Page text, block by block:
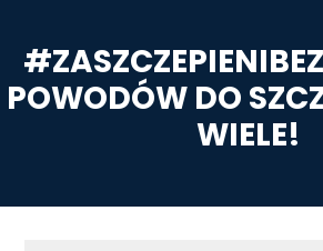
POWODÓW DO
WIELE!